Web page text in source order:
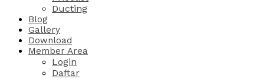
Ducting
Blog
Gallery
Download
Member Area
Login
Daftar